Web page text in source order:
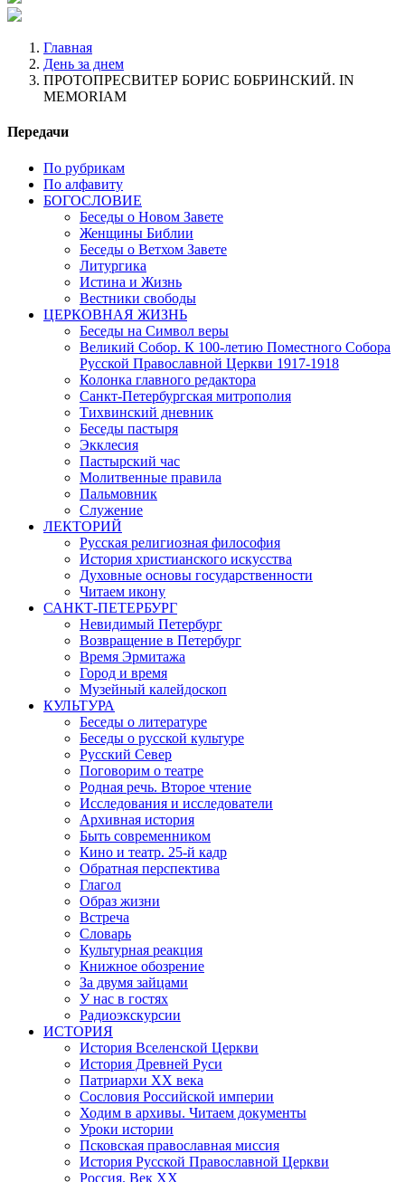
Главная
День за днем
ПРОТОПРЕСВИТЕР БОРИС БОБРИНСКИЙ. IN
MEMORIAM
Передачи
По рубрикам
По алфавиту
БОГОСЛОВИЕ
Беседы о Новом Завете
Женщины Библии
Беседы о Ветхом Завете
Литургика
Истина и Жизнь
Вестники свободы
ЦЕРКОВНАЯ ЖИЗНЬ
Беседы на Символ веры
Великий Собор. К 100-летию Поместного Собора
Русской Православной Церкви 1917-1918
Колонка главного редактора
Санкт-Петербургская митрополия
Тихвинский дневник
Беседы пастыря
Экклесия
Пастырский час
Молитвенные правила
Пальмовник
Служение
ЛЕКТОРИЙ
Русская религиозная философия
История христианского искусства
Духовные основы государственности
Читаем икону
САНКТ-ПЕТЕРБУРГ
Невидимый Петербург
Возвращение в Петербург
Время Эрмитажа
Город и время
Музейный калейдоскоп
КУЛЬТУРА
Беседы о литературе
Беседы о русской культуре
Русский Север
Поговорим о театре
Родная речь. Второе чтение
Исследования и исследователи
Архивная история
Быть современником
Кино и театр. 25-й кадр
Обратная перспектива
Глагол
Образ жизни
Встреча
Словарь
Культурная реакция
Книжное обозрение
За двумя зайцами
У нас в гостях
Радиоэкскурсии
ИСТОРИЯ
История Вселенской Церкви
История Древней Руси
Патриархи XX века
Сословия Российской империи
Ходим в архивы. Читаем документы
Уроки истории
Псковская православная миссия
История Русской Православной Церкви
Россия. Век ХХ